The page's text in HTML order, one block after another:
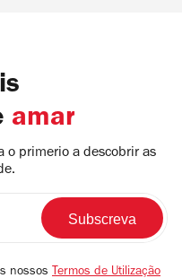
amar
o primerio a descobrir as
nossos Termos de Utilização